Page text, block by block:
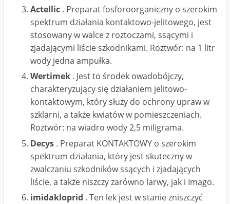
Actellic . Preparat fosforoorganiczny o szerokim
spektrum działania kontaktowo-jelitowego, jest
stosowany w walce z roztoczami, ssącymi i
zjadającymi liście szkodnikami. Roztwór: na 1 litr
wody jedna ampułka.
Wertimek . Jest to środek owadobójczy,
charakteryzujący się działaniem jelitowo-
kontaktowym, który służy do ochrony upraw w
szklarni, a także kwiatów w pomieszczeniach.
Roztwór: na wiadro wody 2,5 miligrama.
Decys . Preparat KONTAKTOWY o szerokim
spektrum działania, który jest skuteczny w
zwalczaniu szkodników ssących i zjadających
liście, a także niszczy zarówno larwy, jak i Imago.
imidakloprid . Ten lek jest w stanie zniszczyć